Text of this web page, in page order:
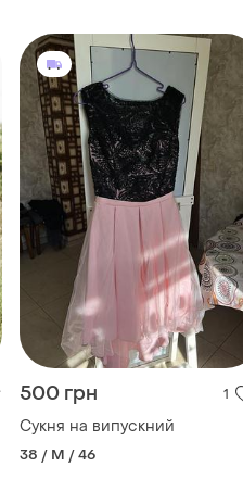
500 грн 1
Сукня на випускний
38 / M / 46